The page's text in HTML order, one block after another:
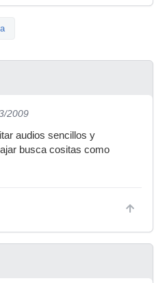
2009
audios sencillos y
busca cositas como